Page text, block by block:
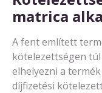
matrica
A fent említett
kötelezettségen
elhelyezni a
díjfizetési